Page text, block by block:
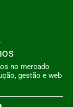
no mercado
gestão e web